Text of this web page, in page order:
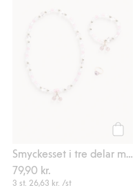
79,90 kr.
3 st. 26,63 kr. /st